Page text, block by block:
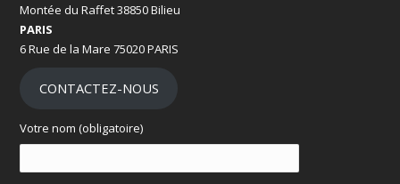
Montée du Raffet 38850 Bilieu
PARIS
6 Rue de la Mare 75020 PARIS
CONTACTEZ-NOUS
Votre nom (obligatoire)